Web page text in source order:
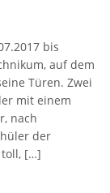
bis
auf dem
Türen. Zwei
mit einem
nach
der
toll, […]